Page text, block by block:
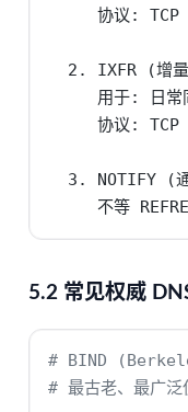
协议: TCP
2. IXFR (增量
用于: 日
协议: TCP
3. NOTIFY (通
不等
5.2 常见权威
# BIND
# 最古老、最广